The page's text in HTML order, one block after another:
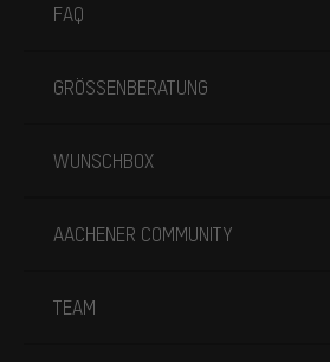
FAQ
GRÖSSENBERATUNG
WUNSCHBOX
AACHENER COMMUNITY
TEAM